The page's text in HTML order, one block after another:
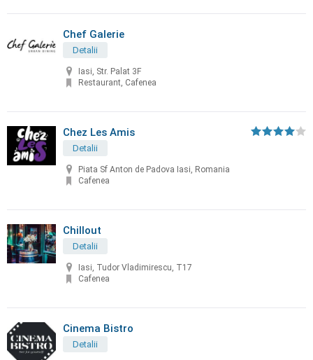
Chef Galerie
Detalii
Iasi, Str. Palat 3F
Restaurant, Cafenea
Chez Les Amis
Detalii
Piata Sf Anton de Padova Iasi, Romania
Cafenea
Chillout
Detalii
Iasi, Tudor Vladimirescu, T17
Cafenea
Cinema Bistro
Detalii